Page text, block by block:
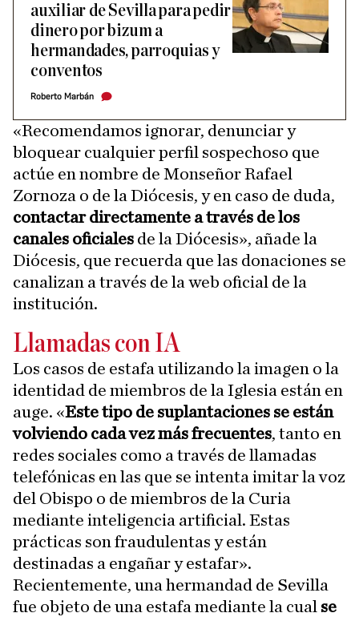
auxiliar de Sevilla para pedir
dinero por bizum a
hermandades, parroquias y
conventos
Roberto Marbán
«Recomendamos ignorar, denunciar y
bloquear cualquier perfil sospechoso que
actúe en nombre de Monseñor Rafael
Zornoza o de la Diócesis, y en caso de duda,
contactar directamente a través de los
canales oficiales de la Diócesis», añade la
Diócesis, que recuerda que las donaciones se
canalizan a través de la web oficial de la
institución.
Llamadas con IA
Los casos de estafa utilizando la imagen o la
identidad de miembros de la Iglesia están en
auge. «Este tipo de suplantaciones se están
volviendo cada vez más frecuentes, tanto en
redes sociales como a través de llamadas
telefónicas en las que se intenta imitar la voz
del Obispo o de miembros de la Curia
mediante inteligencia artificial. Estas
prácticas son fraudulentas y están
destinadas a engañar y estafar».
Recientemente, una hermandad de Sevilla
fue objeto de una estafa mediante la cual se